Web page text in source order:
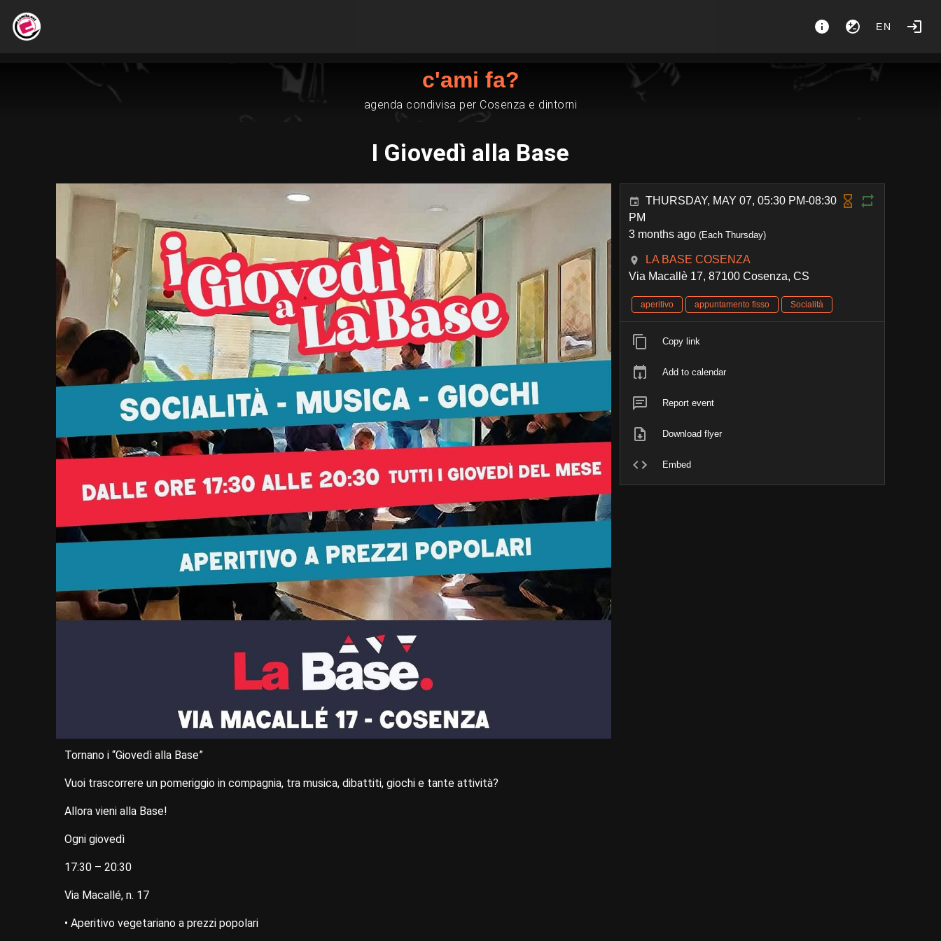
EN
c'ami fa?
agenda condivisa per Cosenza e dintorni
I Giovedì alla Base
Tornano i “Giovedì alla Base”
Vuoi trascorrere un pomeriggio in compagnia, tra musica, dibattiti, giochi e tante attività?
Allora vieni alla Base!
Ogni giovedì
17:30 – 20:30
Via Macallé, n. 17
• Aperitivo vegetariano a prezzi popolari
THURSDAY, MAY 07, 05:30 PM-08:30
PM
3 months ago (Each Thursday)
LA BASE COSENZA
Via Macallè 17, 87100 Cosenza, CS
aperitivo appuntamento fisso Socialità
Copy link
Add to calendar
Report event
Download flyer
Embed